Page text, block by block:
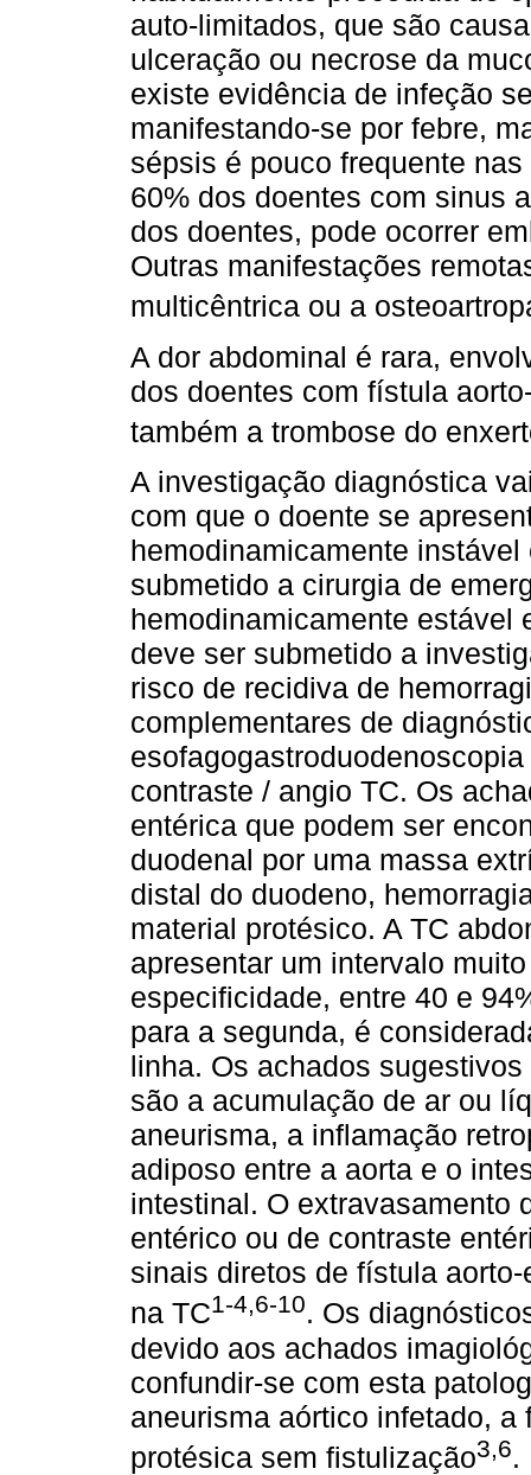
auto-limitados, que são
ulceração ou necrose da
existe evidência de infeção
manifestando-se por febre,
sépsis é pouco frequente
60% dos doentes com sinus
dos doentes, pode ocorrer
Outras manifestações
multicêntrica ou a
A dor abdominal é rara,
dos doentes com fístula
também a trombose do
A investigação diagnóstica
com que o doente se
hemodinamicamente
submetido a cirurgia de
hemodinamicamente estável
deve ser submetido a
risco de recidiva de
complementares de
contraste / angio TC. Os
entérica que podem ser
duodenal por uma massa
distal do duodeno,
material protésico. A TC
apresentar um intervalo
especificidade, entre 40 e
para a segunda, é
linha. Os achados
são a acumulação de ar ou
aneurisma, a inflamação
adiposo entre a aorta e o
intestinal. O extravasamento
entérico ou de contraste
sinais diretos de fístula
na TC1-4,6-10. Os
devido aos achados
confundir-se com esta
aneurisma aórtico infetado,
protésica sem fistulização3,6.